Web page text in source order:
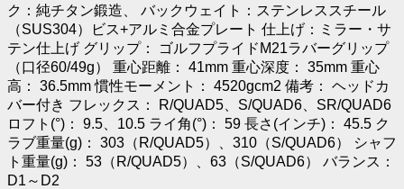
ク：純チタン鍛造、 バックウェイト：ステンレススチール
（SUS304）ビス+アルミ合金プレート 仕上げ：ミラー・サ
テン仕上げ グリップ： ゴルフプライドM21ラバーグリップ
（口径60/49g） 重心距離： 41mm 重心深度： 35mm 重心
高： 36.5mm 慣性モーメント： 4520gcm2 備考： ヘッドカ
バー付き フレックス： R/QUAD5、S/QUAD6、SR/QUAD6
ロフト(°)： 9.5、10.5 ライ角(°)： 59 長さ(インチ)： 45.5 ク
ラブ重量(g)： 303（R/QUAD5）、310（S/QUAD6） シャフ
ト重量(g)： 53（R/QUAD5）、63（S/QUAD6） バランス：
D1～D2